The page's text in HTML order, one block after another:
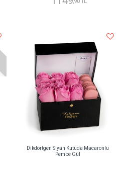
Dikdörtgen Siyah Kutuda Macaronlu
Pembe Gül